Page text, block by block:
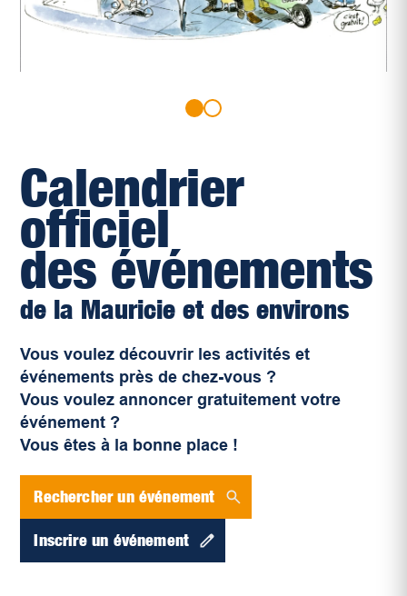
Calendrier
officiel
des événements
de la Mauricie et des environs
Vous voulez découvrir les activités et
événements près de chez-vous ?
Vous voulez annoncer gratuitement votre
événement ?
Vous êtes à la bonne place !
Rechercher un événement
Inscrire un événement